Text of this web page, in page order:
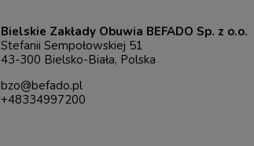
Bielskie Zakłady Obuwia BEFADO Sp. z o.o.
Stefanii Sempołowskiej 51
43-300 Bielsko-Biała, Polska
bzo@befado.pl
+48334997200